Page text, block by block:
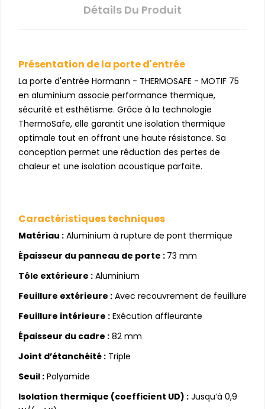
Détails Du Produit
Présentation de la porte d'entrée
La porte d'entrée Hormann - THERMOSAFE - MOTIF 75
en aluminium associe performance thermique,
sécurité et esthétisme. Grâce à la technologie
ThermoSafe, elle garantit une isolation thermique
optimale tout en offrant une haute résistance. Sa
conception permet une réduction des pertes de
chaleur et une isolation acoustique parfaite.
Caractéristiques techniques
Matériau : Aluminium à rupture de pont thermique
Épaisseur du panneau de porte : 73 mm
Tôle extérieure : Aluminium
Feuillure extérieure : Avec recouvrement de feuillure
Feuillure intérieure : Exécution affleurante
Épaisseur du cadre : 82 mm
Joint d’étanchéité : Triple
Seuil : Polyamide
Isolation thermique (coefficient UD) : Jusqu’à 0,9